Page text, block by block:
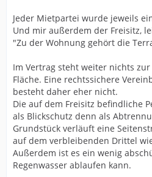
Jeder Mietpartei wurde jeweils
Und mir außerdem der Freisitz,
"Zu der Wohnung gehört die
Im Vertrag steht weiter nichts
Fläche. Eine rechtssichere
besteht daher eher nicht.
Die auf dem Freisitz befindliche
als Blickschutz denn als
Grundstück verläuft eine
auf dem verbleibenden Drittel
Außerdem ist es ein wenig
Regenwasser ablaufen kann.